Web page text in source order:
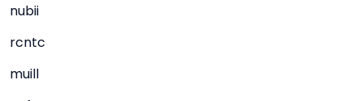
nubii
rcntc
muill